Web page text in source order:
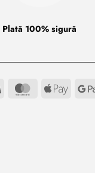
Plată 100% sigură
Visa MasterCard
Apple